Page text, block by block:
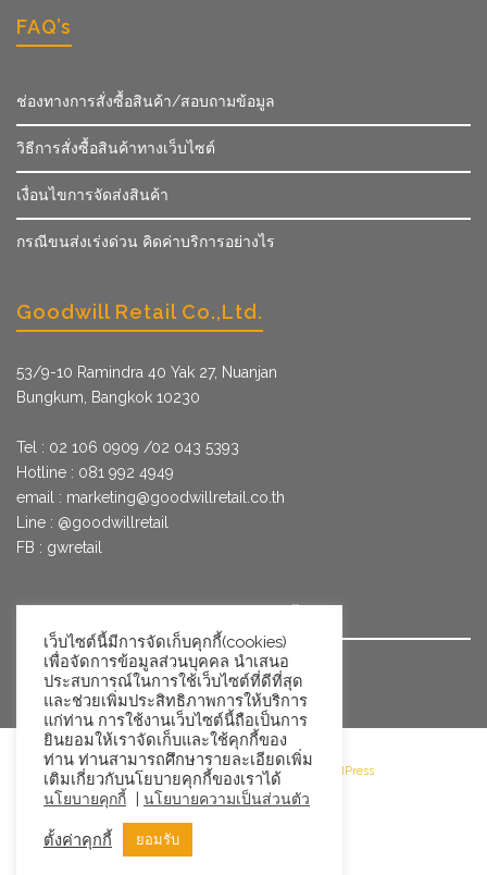
FAQ’s
ช่องทางการสั่งซื้อสินค้า/สอบถามข้อมูล
วิธีการสั่งซื้อสินค้าทางเว็บไซต์
เงื่อนไขการจัดส่งสินค้า
กรณีขนส่งเร่งด่วน คิดค่าบริการอย่างไร
Goodwill Retail Co.,Ltd.
53/9­-10 Ramindra 40 Yak 27, Nuanjan
Bungkum, Bangkok 10230
Tel : 02 106 0909 /02 043 5393
Hotline : 081 992 4949
email : marketing@goodwillretail.co.th
Line : @goodwillretail
FB : gwretail
นโยบายข้อมูลส่วนบุคคล
©2026 Goodwill Retail · Powered by WordPress
เว็บไซต์นี้มีการจัดเก็บคุกกี้(cookies)
เพื่อจัดการข้อมูลส่วนบุคคล นำเสนอ
ประสบการณ์ในการใช้เว็บไซต์ที่ดีที่สุด
และช่วยเพิ่มประสิทธิภาพการให้บริการ
แก่ท่าน การใช้งานเว็บไซต์นี้ถือเป็นการ
ยินยอมให้เราจัดเก็บและใช้คุกกี้ของ
ท่าน ท่านสามารถศึกษารายละเอียดเพิ่ม
เติมเกี่ยวกับนโยบายคุกกี้ของเราได้
นโยบายคุกกี้ | นโยบายความเป็นส่วนตัว
ตั้งค่าคุกกี้ ยอมรับ